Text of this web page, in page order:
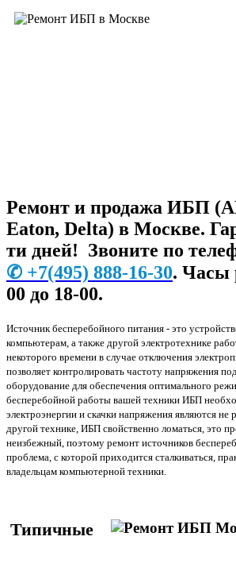
Ремонт и продажа ИБП
Eaton, Delta) в Москве.
ти дней! Звоните по
✆ +7(495) 888-16-30. Часы
00 до 18-00.
Источник бесперебойного питания - это
компьютерам, а также другой электротехнике
некоторого времени в случае отключения
позволяет контролировать частоту напряжения
оборудование для обеспечения оптимального
бесперебойной работы вашей техники ИБП
электроэнергии и скачки напряжения являются не
другой технике, ИБП свойственно ломаться, это
неизбежный, поэтому ремонт источников
проблема, с которой приходится сталкиваться,
владельцам компьютерной техники.
Типичные